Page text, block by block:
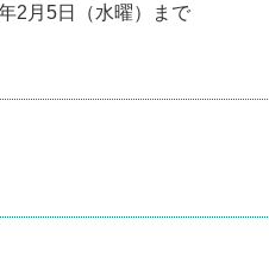
2月5日（水曜）まで